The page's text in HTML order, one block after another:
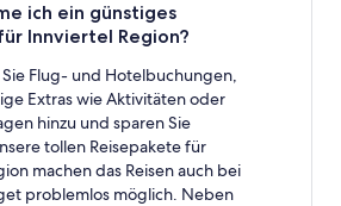
ich ein günstiges
Innviertel Region?
Flug- und Hotelbuchungen,
Extras wie Aktivitäten oder
hinzu und sparen Sie
tollen Reisepakete für
machen das Reisen auch bei
problemlos möglich. Neben